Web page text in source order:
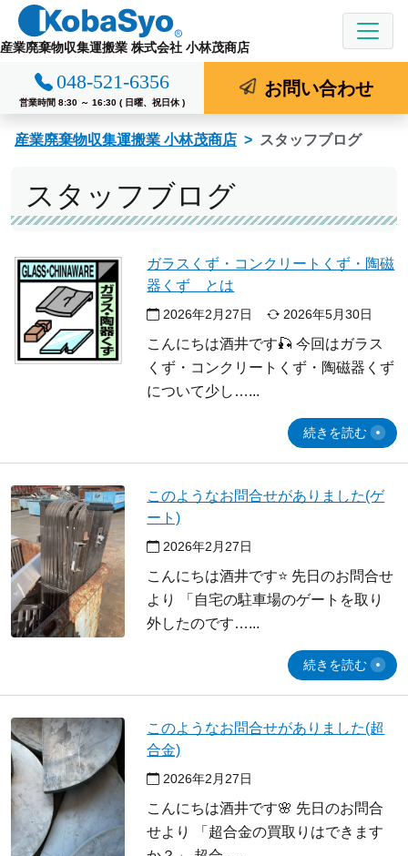
テ
プ
産業廃棄物収集運搬業 株式会社 小林茂商店
048-521-6356
営業時間 8:30 ～ 16:30 ( 日曜、祝日休 )
お問い合わせ
産業廃棄物収集運搬業 小林茂商店 スタッフブログ
スタッフブログ
ガラスくず・コンクリートくず・陶磁
器くず とは
2026年2月27日 2026年5月30日
こんにちは酒井です🎣 今回はガラス
くず・コンクリートくず・陶磁器くず
について少し…
続きを読む
このようなお問合せがありました(ゲ
ート)
2026年2月27日
こんにちは酒井です⭐ 先日のお問合せ
より 「自宅の駐車場のゲートを取り
外したのです…
続きを読む
このようなお問合せがありました(超
合金)
2026年2月27日
こんにちは酒井です🌸 先日のお問合
せより 「超合金の買取りはできます